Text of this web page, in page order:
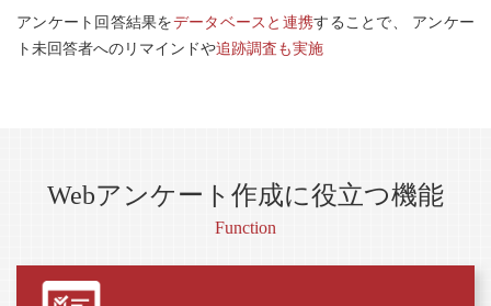
アンケート回答結果をデータベースと連携することで、
アンケー
ト未回答者へのリマインドや追跡調査も実施
Webアンケート作成に役立つ機能
Function